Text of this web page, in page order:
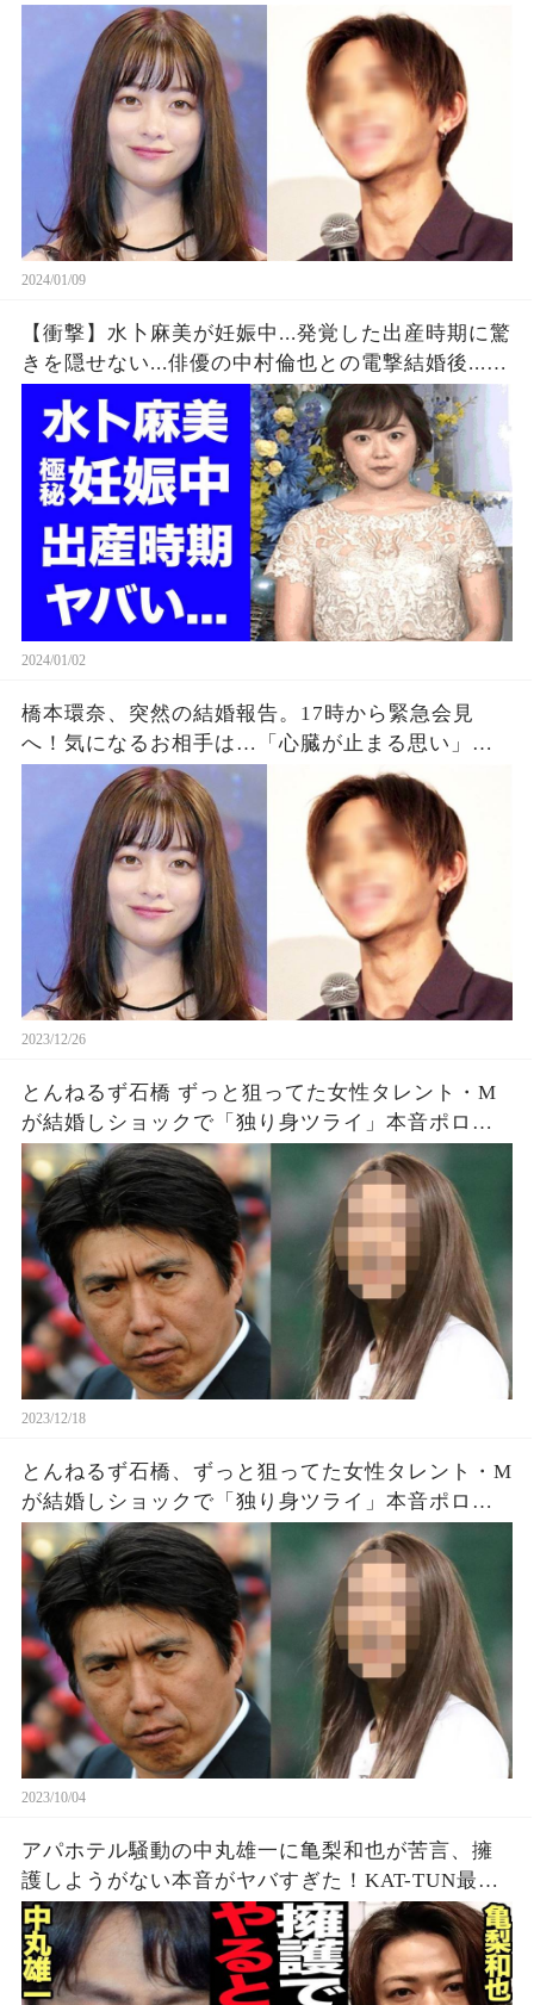
凍りついた」ファン絶句
2024/01/09
【衝撃】水卜麻美が妊娠中...発覚した出産時期に驚
きを隠せない...俳優の中村倫也との電撃結婚後...別
居生活の真相がヤバすぎた...
2024/01/02
橋本環奈、突然の結婚報告。17時から緊急会見
へ！気になるお相手は…「心臓が止まる思い」
「一瞬凍りついた」ファン絶句
2023/12/26
とんねるず石橋 ずっと狙ってた女性タレント・M
が結婚しショックで「独り身ツライ」本音ポロ
リ…
2023/12/18
とんねるず石橋、ずっと狙ってた女性タレント・M
が結婚しショックで「独り身ツライ」本音ポロ
リ…
2023/10/04
アパホテル騒動の中丸雄一に亀梨和也が苦言、擁
護しようがない本音がヤバすぎた！KAT-TUN最初
期の若い頃から見てきた本性に驚愕…【芸能】